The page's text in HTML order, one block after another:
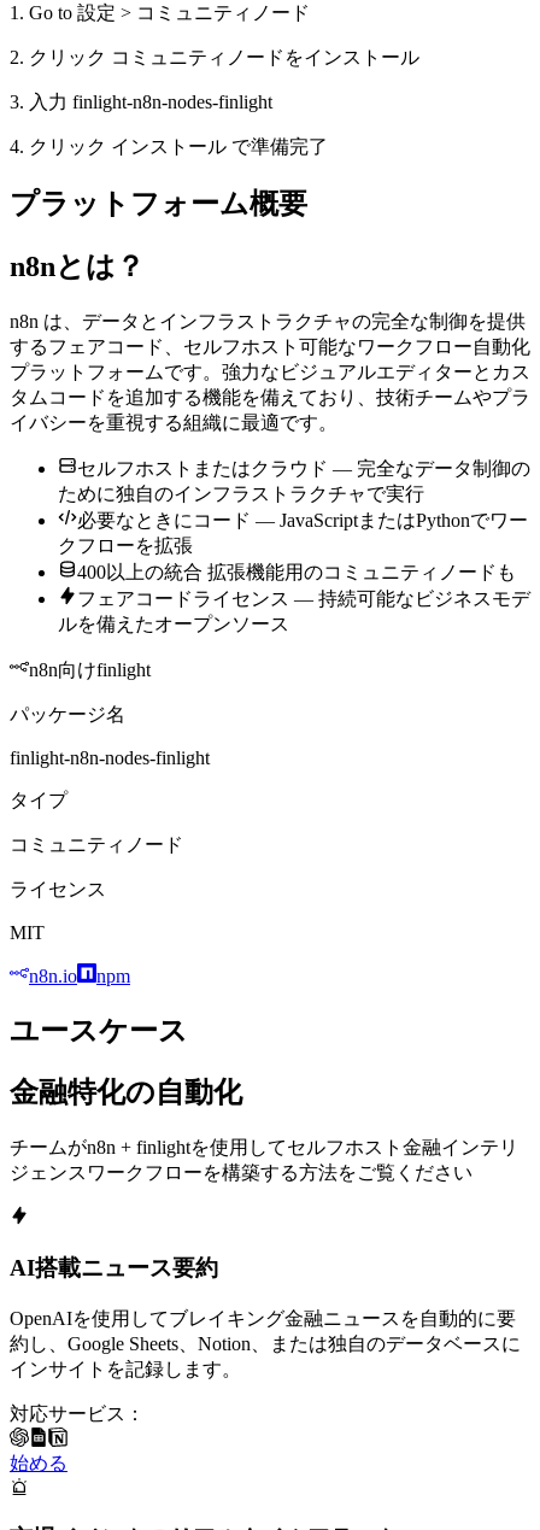
1. Go to 設定 > コミュニティノード
2. クリック コミュニティノードをインストール
3. 入力 finlight-n8n-nodes-finlight
4. クリック インストール で準備完了
プラットフォーム概要
n8nとは？
n8n は、データとインフラストラクチャの完全な制御を提供
するフェアコード、セルフホスト可能なワークフロー自動化
プラットフォームです。強力なビジュアルエディターとカス
タムコードを追加する機能を備えており、技術チームやプラ
イバシーを重視する組織に最適です。
セルフホストまたはクラウド — 完全なデータ制御の
ために独自のインフラストラクチャで実行
必要なときにコード — JavaScriptまたはPythonでワー
クフローを拡張
400以上の統合 拡張機能用のコミュニティノードも
フェアコードライセンス — 持続可能なビジネスモデ
ルを備えたオープンソース
n8n向けfinlight
パッケージ名
finlight-n8n-nodes-finlight
タイプ
コミュニティノード
ライセンス
MIT
n8n.io npm
ユースケース
金融特化の自動化
チームがn8n + finlightを使用してセルフホスト金融インテリ
ジェンスワークフローを構築する方法をご覧ください
AI搭載ニュース要約
OpenAIを使用してブレイキング金融ニュースを自動的に要
約し、Google Sheets、Notion、または独自のデータベースに
インサイトを記録します。
対応サービス：
始める